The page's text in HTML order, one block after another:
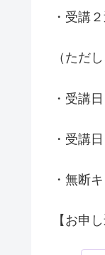
・受講
（ただ
・受講
・受講
・無断
【お申